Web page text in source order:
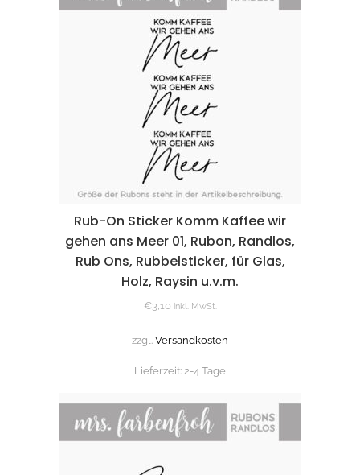
Rub-On Sticker Komm Kaffee wir
gehen ans Meer 01, Rubon, Randlos,
Rub Ons, Rubbelsticker, für Glas,
Holz, Raysin u.v.m.
€3,10 inkl. MwSt.
zzgl. Versandkosten
Lieferzeit: 2-4 Tage